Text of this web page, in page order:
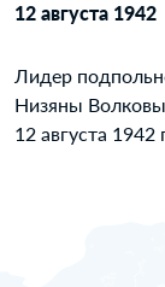
12 августа 1942
Лидер
Низяны
12 августа 1942